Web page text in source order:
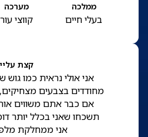
ממלכה
בעלי חיים
מערכה
קווצי עור
קצת עליי
אני אולי נראית כמו גוש
מחודדים בצבעים
אם כבר אתם משווים
תשכחו שאני בכלל יותר
אני ממחלקת